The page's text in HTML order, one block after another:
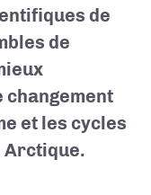
de
de
changement
et les cycles
Arctique.